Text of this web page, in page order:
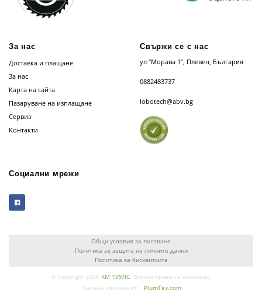
За нас
Доставка и плащане
За нас
Карта на сайта
Пазаруване на изплащане
Сервиз
Контакти
Свържи се с нас
ул “Морава 1”, Плевен, България
0882483737
lobotech@abv.bg
Социални мрежи
Общи условия за ползване
Политика за защита на личните данни
Политика за бисквитките
© Copyright 2026 КМ ТУУЛС . Всички права са запазени.
Онлайн магазин от:
PlumTex.com